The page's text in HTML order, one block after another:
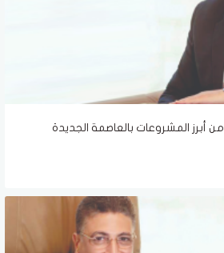
رئيس «SUD»: كمبوند CH1 من أبرز المشروعات بالعاصمة الجديدة